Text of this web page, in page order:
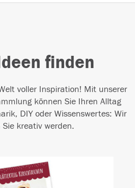
finden
voller Inspiration! Mit unserer
können Sie Ihren Alltag
DIY oder Wissenswertes: Wir
Sie kreativ werden.